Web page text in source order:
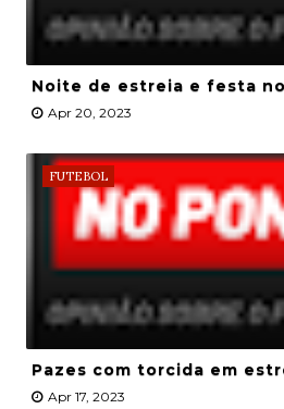
Noite de estreia e festa
Apr 20, 2023
FUTEBOL
Pazes com torcida em
Apr 17, 2023